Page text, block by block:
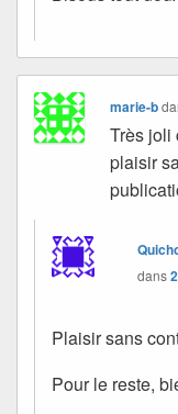
marie-b
Très joli
plaisir
dans
Plaisir sans
Pour le reste,